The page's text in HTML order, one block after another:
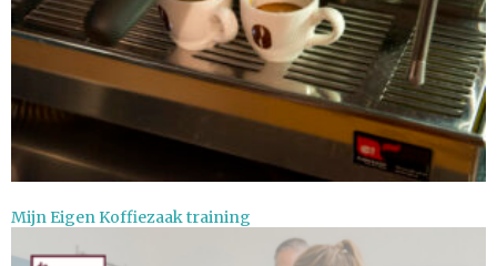
Mijn Eigen Koffiezaak training